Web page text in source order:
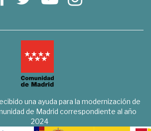
una ayuda para la modernización de
de Madrid correspondiente al año
2024